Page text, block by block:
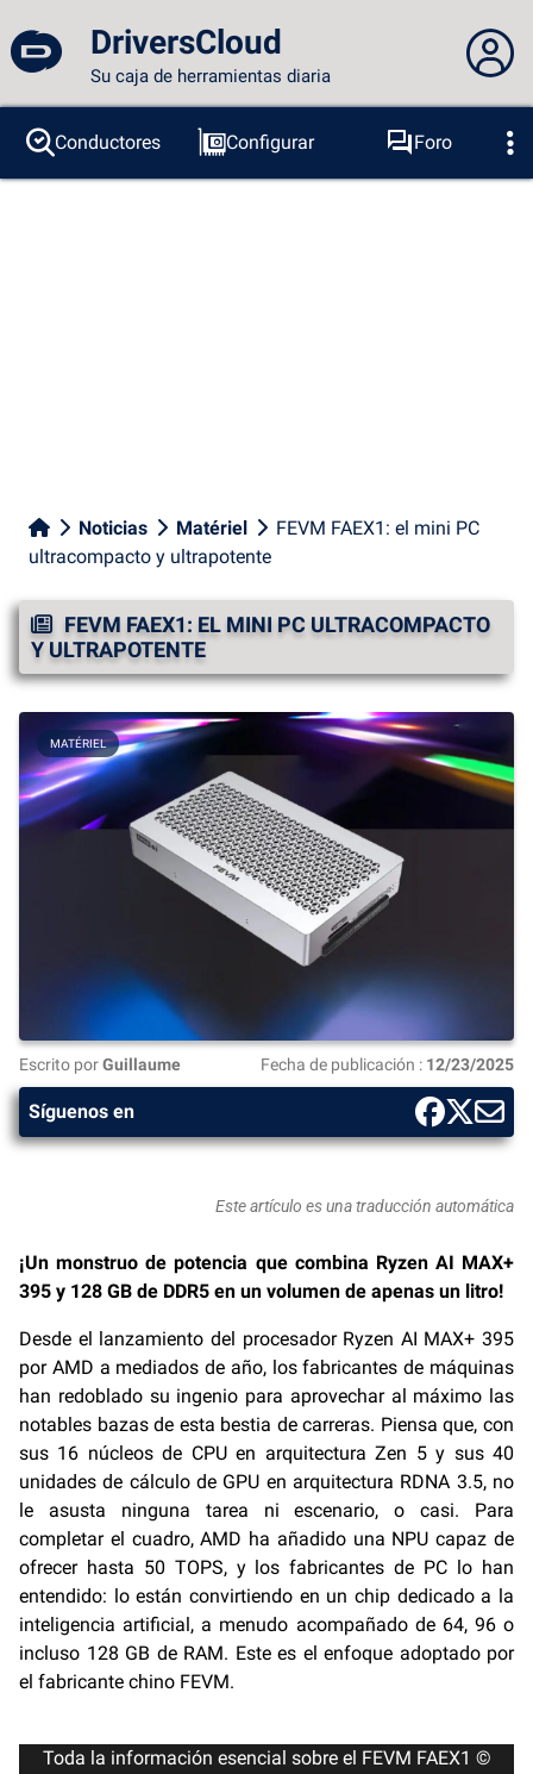
DriversCloud
Su caja de herramientas diaria
No estás conectado...
Acceder al sitio
Conductores Configurar
Foro
Sondas
BSOD Herramientas
Noticias Matériel
FEVM FAEX1: el mini PC
ultracompacto y ultrapotente
FEVM FAEX1: EL MINI PC ULTRACOMPACTO
Y ULTRAPOTENTE
MATÉRIEL
Escrito porGuillaume Fecha de publicación : 12/23/2025
Síguenos en
Este artículo es una traducción automática
¡Un monstruo de potencia que combina Ryzen AI MAX+
395 y 128 GB de DDR5 en un volumen de apenas un litro!
Desde el lanzamiento del procesador Ryzen AI MAX+ 395
por AMD a mediados de año, los fabricantes de máquinas
han redoblado su ingenio para aprovechar al máximo las
notables bazas de esta bestia de carreras. Piensa que, con
sus 16 núcleos de CPU en arquitectura Zen 5 y sus 40
unidades de cálculo de GPU en arquitectura RDNA 3.5, no
le asusta ninguna tarea ni escenario, o casi. Para
completar el cuadro, AMD ha añadido una NPU capaz de
ofrecer hasta 50 TOPS, y los fabricantes de PC lo han
entendido: lo están convirtiendo en un chip dedicado a la
inteligencia artificial, a menudo acompañado de 64, 96 o
incluso 128 GB de RAM. Este es el enfoque adoptado por
el fabricante chino FEVM.
Toda la información esencial sobre el FEVM FAEX1 ©